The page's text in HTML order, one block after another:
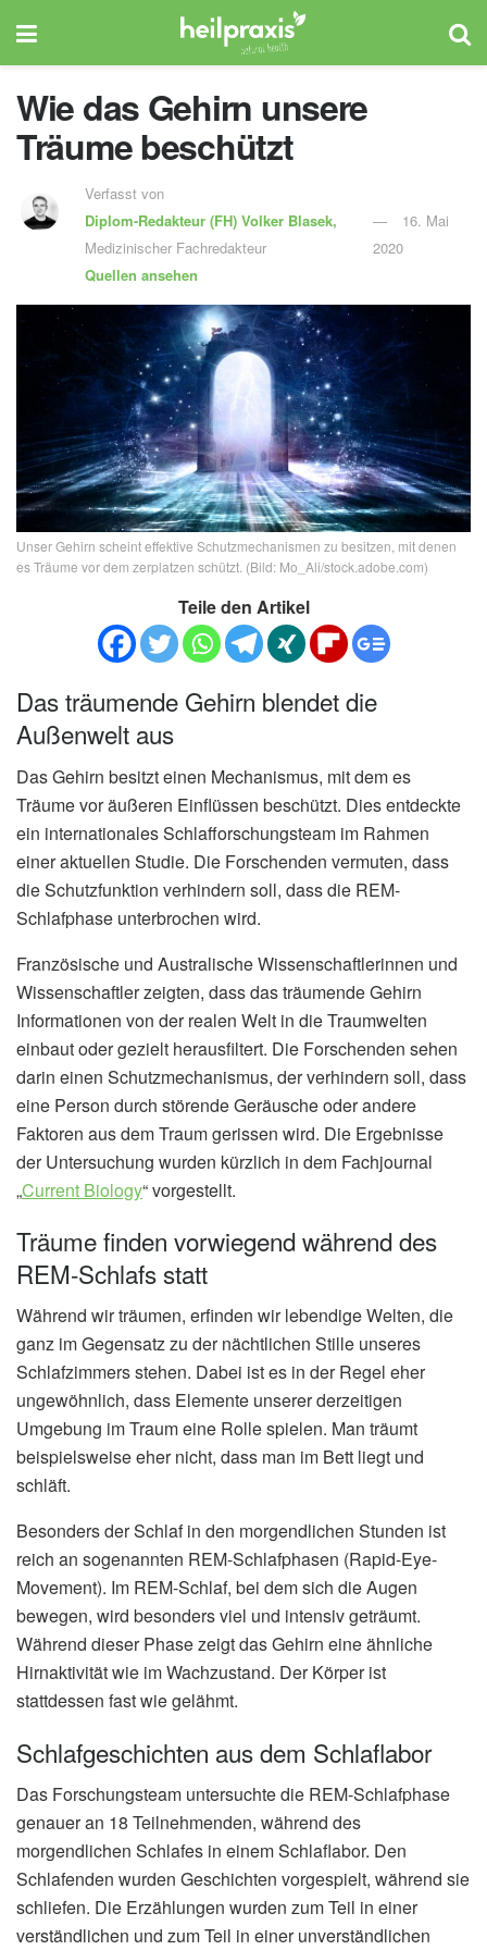
Wie das Gehirn unsere
Träume beschützt
Verfasst von
Diplom-Redakteur (FH) Volker Blasek,
Medizinischer Fachredakteur
Quellen ansehen
16. Mai
2020
Unser Gehirn scheint effektive Schutzmechanismen zu besitzen, mit denen
es Träume vor dem zerplatzen schützt. (Bild: Mo_Ali/stock.adobe.com)
Teile den Artikel
Das träumende Gehirn blendet die
Außenwelt aus
Das Gehirn besitzt einen Mechanismus, mit dem es
Träume vor äußeren Einflüssen beschützt. Dies entdeckte
ein internationales Schlafforschungsteam im Rahmen
einer aktuellen Studie. Die Forschenden vermuten, dass
die Schutzfunktion verhindern soll, dass die REM-
Schlafphase unterbrochen wird.
Französische und Australische Wissenschaftlerinnen und
Wissenschaftler zeigten, dass das träumende Gehirn
Informationen von der realen Welt in die Traumwelten
einbaut oder gezielt herausfiltert. Die Forschenden sehen
darin einen Schutzmechanismus, der verhindern soll, dass
eine Person durch störende Geräusche oder andere
Faktoren aus dem Traum gerissen wird. Die Ergebnisse
der Untersuchung wurden kürzlich in dem Fachjournal
„Current Biology“ vorgestellt.
Träume finden vorwiegend während des
REM-Schlafs statt
Während wir träumen, erfinden wir lebendige Welten, die
ganz im Gegensatz zu der nächtlichen Stille unseres
Schlafzimmers stehen. Dabei ist es in der Regel eher
ungewöhnlich, dass Elemente unserer derzeitigen
Umgebung im Traum eine Rolle spielen. Man träumt
beispielsweise eher nicht, dass man im Bett liegt und
schläft.
Besonders der Schlaf in den morgendlichen Stunden ist
reich an sogenannten REM-Schlafphasen (Rapid-Eye-
Movement). Im REM-Schlaf, bei dem sich die Augen
bewegen, wird besonders viel und intensiv geträumt.
Während dieser Phase zeigt das Gehirn eine ähnliche
Hirnaktivität wie im Wachzustand. Der Körper ist
stattdessen fast wie gelähmt.
Schlafgeschichten aus dem Schlaflabor
Das Forschungsteam untersuchte die REM-Schlafphase
genauer an 18 Teilnehmenden, während des
morgendlichen Schlafes in einem Schlaflabor. Den
Schlafenden wurden Geschichten vorgespielt, während sie
schliefen. Die Erzählungen wurden zum Teil in einer
verständlichen und zum Teil in einer unverständlichen